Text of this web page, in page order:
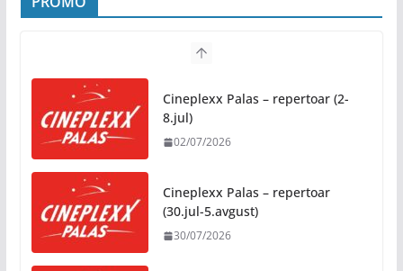
04/08/2026
Zašto hiljade ljudi istovremeno osjećaju isto?
Nauka iza festivalske energije
04/08/2026
Besplatni udžbenici za sve
godine
07/08/2026
Cineplexx Palas – repertoar (2-
8.jul)
02/07/2026
Cineplexx Palas – repertoar
(30.jul-5.avgust)
30/07/2026